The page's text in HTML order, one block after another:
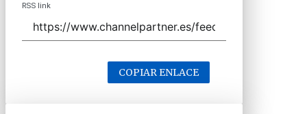
RSS link
COPIAR ENLACE